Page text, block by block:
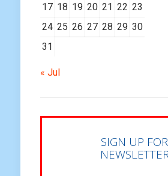
17 18 19 20 21 22 23
24 25 26 27 28 29 30
31
« Jul
SIGN UP FOR